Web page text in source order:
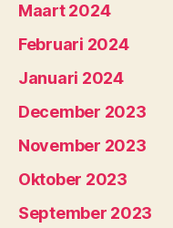
Maart 2024
Februari 2024
Januari 2024
December 2023
November 2023
Oktober 2023
September 2023